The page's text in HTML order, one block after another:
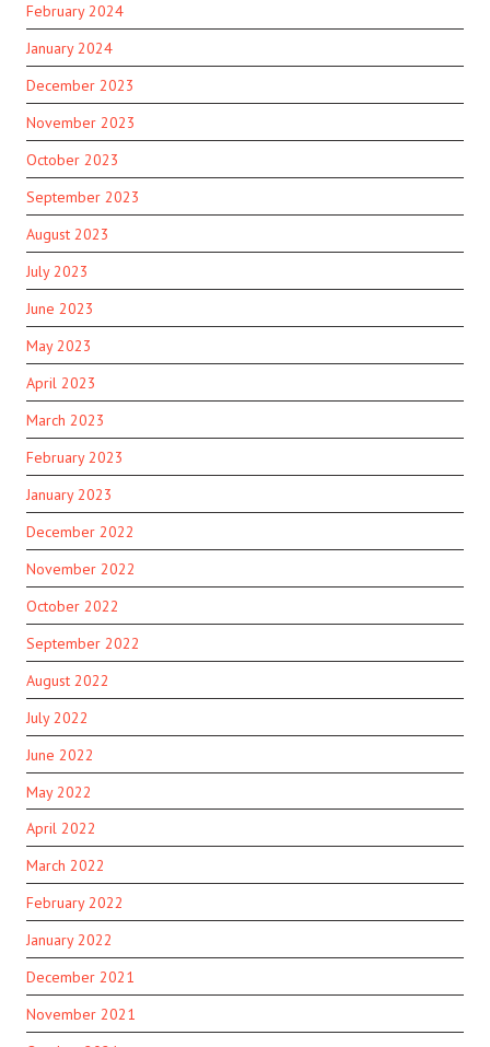
February 2024
January 2024
December 2023
November 2023
October 2023
September 2023
August 2023
July 2023
June 2023
May 2023
April 2023
March 2023
February 2023
January 2023
December 2022
November 2022
October 2022
September 2022
August 2022
July 2022
June 2022
May 2022
April 2022
March 2022
February 2022
January 2022
December 2021
November 2021